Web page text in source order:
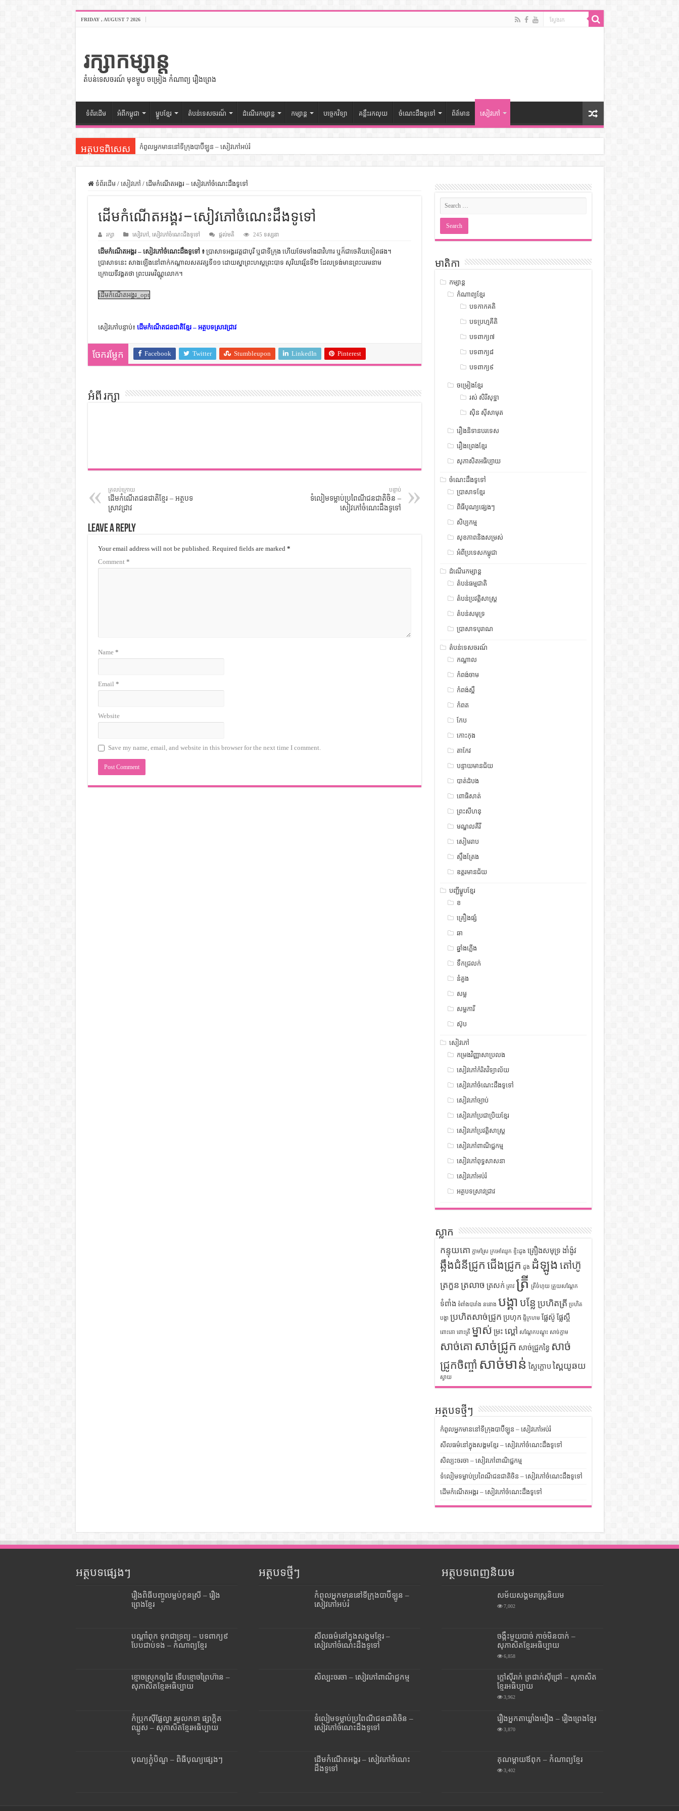
FRIDAY , AUGUST 7 2026
រក្សាកម្សាន្ត
តំបន់ទេសចរណ៍ មុខម្ហូប ចម្រៀង កំណាព្យ រឿងព្រេង
ទំព័រដើម អំពីកម្ពុជា ម្ហូបខ្មែរ តំបន់ទេសចរណ៏ ដំណើរកម្សាន្ត កម្សាន្ត បច្ចេកវិទ្យា គន្លឹះរកលុយ ចំណេះដឹងទូទៅ ព័ត៍មាន សៀវភៅ
អត្ថបទពិសេស កំពូលអ្នកមាននៅទីក្រុងបាប៊ីឡូន – សៀវភៅអប់រំ
សិល្បះចរចា – សៀវភៅពាណិជ្ជកម្ម
ដើមកំណើតអង្គរ – សៀវភៅចំណេះដឹងទូទៅ
ដើមកំណើតជនជាតិខ្មែរ – អត្ថបទស្រាវជ្រាវ
ទំនាក់ទំនងកម្ពុជានិងចិន – សៀវភៅចំណេះដឹងទូទៅ
ព្រះបាទធម្មិក – សៀវភៅចំណេះដឹងទូទៅ
ការស្វែងយល់អំពី ល្ខោនខោល – សៀវភៅចំណេះដឹងទូទៅ
ទំព័រដើម / សៀវភៅ / ដើមកំណើតអង្គរ – សៀវភៅចំណេះដឹងទូទៅ
ដើមកំណើតអង្គរ – សៀវភៅចំណេះដឹងទូទៅ
រក្សា សៀវភៅ សៀវភៅចំណេះដឹងទូទៅ ផ្តល់មតិ 245 ទស្សនា
ដើមកំណើតអង្គរ – សៀវភៅចំណេះដឹងទូទៅ ៖ប្រាសាទអង្គរវត្តជាបុរី ឬជាទីក្រុង ហើយថែមទាំងជាវិហារ ឬក៏ជាចេតិយទៀតផង។
ប្រាសាទនេះ សាងឡើងនៅពាក់កណ្តាលសតវត្សទី១១ ដោយស្នាព្រះហស្តព្រះបាទ សុរិយាវរ្ម័នទី២ ដែលទ្រង់មានព្រះបរមនាម
ក្រោយទីវង្គតថា ព្រះបរមវិណ្ណុលោក។
ដើមកំណើតអង្គរ_opt
សៀវភៅបន្ទាប់៖ ដើមកំណើតជនជាតិខ្មែរ – អត្ថបទស្រាវជ្រាវ
ចែករម្លែក Facebook Twitter Stumbleupon LinkedIn Pinterest
អំពី រក្សា
ត្រលប់ក្រោយ
ដើមកំណើតជនជាតិខ្មែរ – អត្ថបទ
ស្រាវជ្រាវ
បន្ទាប់
ទំលៀមទម្លាប់ប្រពៃណីជនជាតិចិន –
សៀវភៅចំណេះដឹងទូទៅ
Leave a Reply
Your email address will not be published. Required fields are marked *
Comment *
Name *
Email *
Website
Save my name, email, and website in this browser for the next time I comment.
មាតិកា
កម្សាន្ត
កំណាព្យខ្មែរ
បទកាកគតិ
បទប្រហ្មគីតិ
បទពាក្យ៧
បទពាក្យ៨
បទពាក្យ៩
ចម្រៀងខ្មែរ
រស់ សិរីសុទ្ឋា
ស៊ិន ស៊ីសាមុត
រឿងនិទានបរទេស
រឿងព្រេងខ្មែរ
សុភាសិតអធិប្បាយ
ចំណេះដឹងទូទៅ
ប្រាសាទខ្មែរ
ពិធីបុណ្យផ្សេងៗ
សិប្បកម្ម
សុខភាពនិងសម្រស់
អំពីប្រទេសកម្ពុជា
ដំណើរកម្សាន្ត
តំបន់ធម្មជាតិ
តំបន់ប្រវត្តិសាស្រ្ត
តំបន់សមុទ្រ
ប្រាសាទបុរាណ
តំបន់ទេសចរណ៍
កណ្តាល
កំពង់ចាម
កំពង់ស្ពឺ
កំពត
កែប
កោះកុង
តាកែវ
បន្ទាយមានជ័យ
បាត់ដំបង
ពោធិសាត់
ព្រះសីហនុ
មណ្ឌលគីរី
សៀមរាប
ស្ទឹង​​ត្រែង
ឧត្ដរមានជ័យ
បញ្ជីម្ហូបខ្មែរ
ខ
គ្រឿងផ្សំ
ឆា
ឆ្នាំងភ្លើង
ទឹកជ្រលក់
នំគួង
សម្ល
សម្លការី
ស៊ុប
សៀវភៅ
កម្រងវិញ្ញាសាប្រលង
សៀវភៅកំរិតវិទ្យាល័យ
សៀវភៅចំណេះដឹងទូទៅ
សៀវភៅច្បាប់
សៀវភៅប្រជាប្រិយខ្មែរ
សៀវភៅប្រវត្តិសាស្រ្ត
សៀវភៅពាណិជ្ជកម្ម
សៀវភៅពុទ្ធសាសនា
សៀវភៅអប់រំ
អត្ថបទស្រាវជ្រាវ
ស្លាក
កន្ទុយគោ ក្តាមស្រែ ក្រអៅឈូក ខ្ទិះដូង គ្រឿងសមុទ្រ ងាំង៉ូវ
ឆ្អឹងជំនីជ្រូក ជើងជ្រូក ដូង ដំឡូង តៅហ៊ូ
ត្រកួន ត្រលាច ត្រសក់ ត្រាវ ត្រី ត្រីចំហុយ ត្រួយសណ្តែក
ទំពាំង ទំពាំងបារាំង ននោង បង្គា បន្លែ ប្រហិតត្រី ប្រហិត
បង្គា ប្រហិតសាច់ជ្រូក ប្រហុក ផ្ទីក្រហម ផ្លែស៊ូ ផ្លែស្ពឺ
ពោះគោ ពោះត្រី ម្នាស់ ម្រះ ល្ពៅ សណ្តែកបណ្តុះ សាច់ក្តាម
សាច់គោ សាច់ជ្រូក សាច់ជ្រូកខ្វៃ សាច់
ជ្រូកចិញ្ចាំ សាច់មាន់ ស្ពៃក្តោប ស្ពៃយូឆយ
ស្វាយ
អត្ថបទថ្មីៗ
កំពូលអ្នកមាននៅទីក្រុងបាប៊ីឡូន – សៀវភៅអប់រំ
សីលធម៌នៅក្នុងសង្គមខ្មែរ – សៀវភៅចំណេះដឹងទូទៅ
សិល្បះចរចា – សៀវភៅពាណិជ្ជកម្ម
ទំលៀមទម្លាប់ប្រពៃណីជនជាតិចិន – សៀវភៅចំណេះដឹងទូទៅ
ដើមកំណើតអង្គរ – សៀវភៅចំណេះដឹងទូទៅ
អត្ថបទផ្សេងៗ
រឿងពិធីបញ្ចូលម្លប់កូនស្រី – រឿង
ព្រេងខ្មែរ
បណ្តាំពុក ទុកជាទ្រព្យ – បទពាក្យ៩
បែបជាប់ទង – កំណាព្យខ្មែរ
ខ្មោចស្រុកឲ្យដៃ ទើបខ្មោចព្រៃហ៊ាន –
សុភាសិតខ្មែរអធិប្បាយ
កំប្រុកស៊ីផ្លែល្វា រមួលកទា ផ្សាក្តិត
ឈ្លូស – សុភាសិតខ្មែរអធិប្បាយ
បុណ្យភ្ជុំបិណ្ឌ – ពិធីបុណ្យផ្សេងៗ
អត្ថបទថ្មីៗ
កំពូលអ្នកមាននៅទីក្រុងបាប៊ីឡូន –
សៀវភៅអប់រំ
សីលធម៌នៅក្នុងសង្គមខ្មែរ –
សៀវភៅចំណេះដឹងទូទៅ
សិល្បះចរចា – សៀវភៅពាណិជ្ជកម្ម
ទំលៀមទម្លាប់ប្រពៃណីជនជាតិចិន –
សៀវភៅចំណេះដឹងទូទៅ
ដើមកំណើតអង្គរ – សៀវភៅចំណេះ
ដឹងទូទៅ
អត្ថបទពេញនិយម
សម័យសង្គមរាស្រ្តនិយម
7,002
ចង្កឹះមួយបាច់ កាច់មិនបាក់ –
សុភាសិតខ្មែរអធិប្បាយ
6,858
ក្តៅស៊ីរាក់ ត្រជាក់ស៊ីជ្រៅ – សុភាសិត
ខ្មែរអធិប្បាយ
3,962
រឿងអ្នកតាឃ្លាំងមឿង – រឿងព្រេងខ្មែរ
3,870
គុណម្តាយឪពុក – កំណាព្យខ្មែរ
3,402